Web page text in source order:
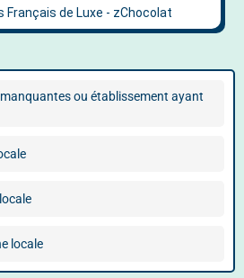
ou établissement ayant
locale